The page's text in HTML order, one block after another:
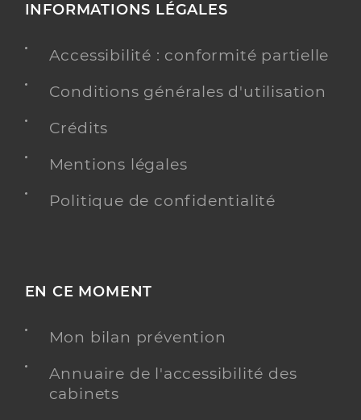
INFORMATIONS LÉGALES
Accessibilité : conformité partielle
Conditions générales d'utilisation
Crédits
Mentions légales
Politique de confidentialité
EN CE MOMENT
Mon bilan prévention
Annuaire de l'accessibilité des
cabinets